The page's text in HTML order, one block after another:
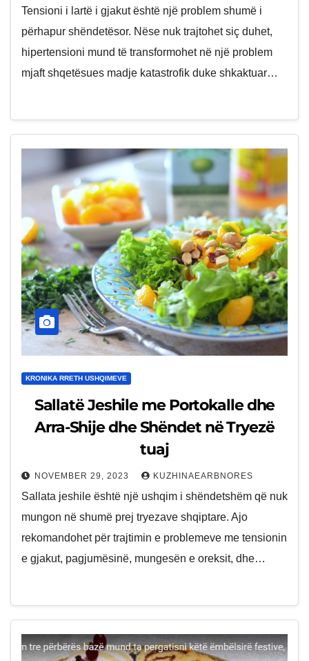
Tensioni i lartë i gjakut është një problem shumë i
përhapur shëndetësor. Nëse nuk trajtohet siç duhet,
hipertensioni mund të transformohet në një problem
mjaft shqetësues madje katastrofik duke shkaktuar…
KRONIKA RRETH USHQIMEVE
Sallatë Jeshile me Portokalle dhe
Arra-Shije dhe Shëndet në Tryezë
tuaj
NOVEMBER 29, 2023 KUZHINAEARBNORES
Sallata jeshile është një ushqim i shëndetshëm që nuk
mungon në shumë prej tryezave shqiptare. Ajo
rekomandohet për trajtimin e problemeve me tensionin
e gjakut, pagjumësinë, mungesën e oreksit, dhe…